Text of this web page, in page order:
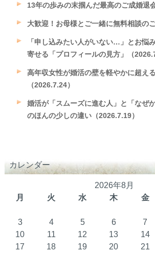
13年の歩みの末掴んだ最高のご成婚退
大歓迎！お母様とご一緒に無料相談の
「申し込みたい人がいない…」とお悩
寄せる「プロフィールの見方」（
高年収女性が婚活の壁を軽やかに超え
（2026.7.24）
婚活が「スムーズに進む人」と「なぜ
のほんの少しの違い（2026.7.19）
カレンダー
2026年8月
月
火 水 木 金
3
4 5 6 7
10
11 12 13 14
17
18 19 20 21